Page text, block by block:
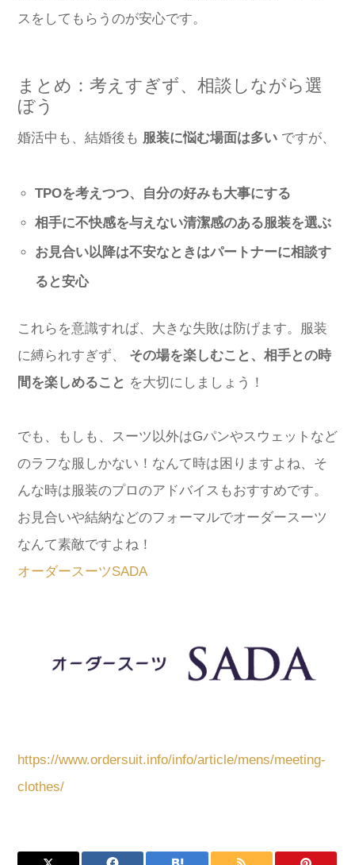
スをしてもらうのが安心です。
まとめ：考えすぎず、相談しながら選
ぼう
婚活中も、結婚後も 服装に悩む場面は多い ですが、
TPOを考えつつ、自分の好みも大事にする
相手に不快感を与えない清潔感のある服装を選ぶ
お見合い以降は不安なときはパートナーに相談す
ると安心
これらを意識すれば、大きな失敗は防げます。服装
に縛られすぎず、 その場を楽しむこと、相手との時
間を楽しめること を大切にしましょう！
でも、もしも、スーツ以外はGパンやスウェットなど
のラフな服しかない！なんて時は困りますよね、そ
んな時は服装のプロのアドバイスもおすすめです。
お見合いや結納などのフォーマルでオーダースーツ
なんて素敵ですよね！
オーダースーツSADA
https://www.ordersuit.info/info/article/mens/meeting-
clothes/